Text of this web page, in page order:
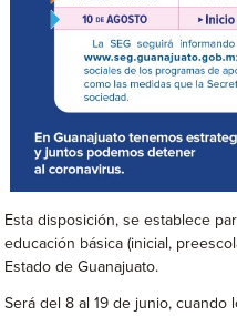
Esta disposición, se establece
educación básica (inicial,
Estado de Guanajuato.
Será del 8 al 19 de junio,